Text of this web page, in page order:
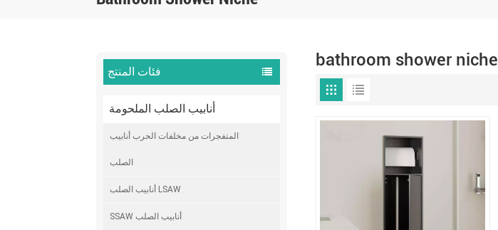
فئات المنتج
أنابيب الصلب الملحومة
المتفجرات من مخلفات الحرب أنابيب
الصلب
أنابيب الصلب LSAW
SSAW أنابيب الصلب
bathroom shower niche